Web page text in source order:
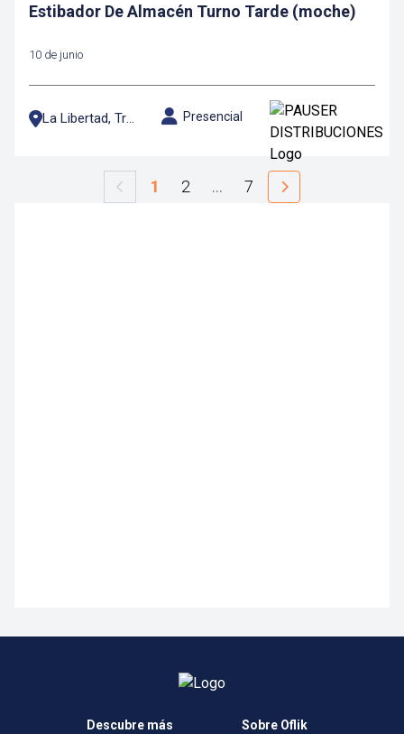
Estibador De Almacén Turno Tarde (moche)
10 de junio
La Libertad, Trujillo Presencial
1 2 … 7
Descubre más Sobre Oflik